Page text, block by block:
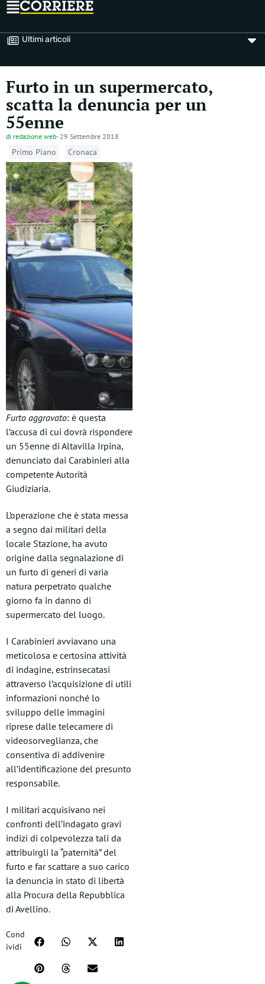
Ultimi articoli
Furto in un supermercato,
scatta la denuncia per un
55enne
di redazione web- 29 Settembre 2018
Primo Piano Cronaca
Furto aggravato: è questa
l’accusa di cui dovrà rispondere
un 55enne di Altavilla Irpina,
denunciato dai Carabinieri alla
competente Autorità
Giudiziaria.
L’operazione che è stata messa
a segno dai militari della
locale Stazione, ha avuto
origine dalla segnalazione di
un furto di generi di varia
natura perpetrato qualche
giorno fa in danno di
supermercato del luogo.
I Carabinieri avviavano una
meticolosa e certosina attività
di indagine, estrinsecatasi
attraverso l’acquisizione di utili
informazioni nonché lo
sviluppo delle immagini
riprese dalle telecamere di
videosorveglianza, che
consentiva di addivenire
all’identificazione del presunto
responsabile.
I militari acquisivano nei
confronti dell’indagato gravi
indizi di colpevolezza tali da
attribuirgli la “paternità” del
furto e far scattare a suo carico
la denuncia in stato di libertà
alla Procura della Repubblica
di Avellino.
Cond
ividi